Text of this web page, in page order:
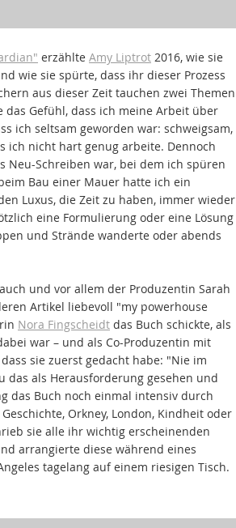
erzählte Amy Liptrot 2016, wie sie
wie sie spürte, dass ihr dieser Prozess
aus dieser Zeit tauchen zwei Themen
Gefühl, dass ich meine Arbeit über
ich seltsam geworden war: schweigsam,
ich nicht hart genug arbeite. Dennoch
Neu-Schreiben war, bei dem ich spüren
Bau einer Mauer hatte ich ein
Luxus, die Zeit zu haben, immer wieder
eine Formulierung oder eine Lösung
und Strände wanderte oder abends
und vor allem der Produzentin Sarah
Artikel liebevoll "my powerhouse
Nora Fingscheidt das Buch schickte, als
war – und als Co-Produzentin mit
sie zuerst gedacht habe: "Nie im
das als Herausforderung gesehen und
das Buch noch einmal intensiv durch
Orkney, London, Kindheit oder
sie alle ihr wichtig erscheinenden
arrangierte diese während eines
tagelang auf einem riesigen Tisch.